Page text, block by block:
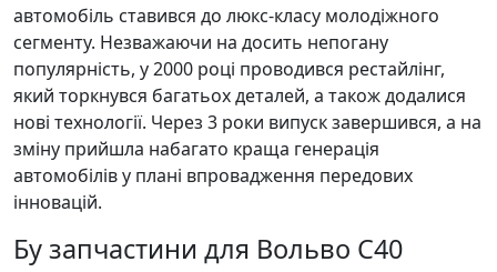
автомобіль ставився до люкс-класу молодіжного
сегменту. Незважаючи на досить непогану
популярність, у 2000 році проводився рестайлінг,
який торкнувся багатьох деталей, а також додалися
нові технології. Через 3 роки випуск завершився, а на
зміну прийшла набагато краща генерація
автомобілів у плані впровадження передових
інновацій.
Бу запчастини для Вольво С40